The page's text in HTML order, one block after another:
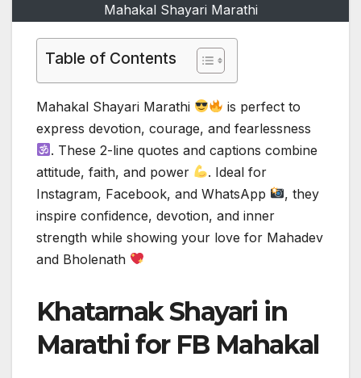
Mahakal Shayari Marathi
Table of Contents
Mahakal Shayari Marathi
is perfect to
express devotion, courage, and fearlessness
. These 2-line quotes and captions combine
attitude, faith, and power
. Ideal for
Instagram, Facebook, and WhatsApp
, they
inspire confidence, devotion, and inner
strength while showing your love for Mahadev
and Bholenath
Khatarnak Shayari in
Marathi for FB Mahakal